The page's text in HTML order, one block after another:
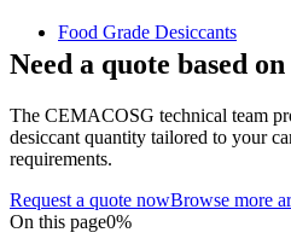
Food Grade Desiccants
Need a quote based
The CEMACOSG technical team
desiccant quantity tailored to your
requirements.
Request a quote nowBrowse more
On this page0%